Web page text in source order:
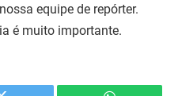
equipe de repórter.
é muito importante.